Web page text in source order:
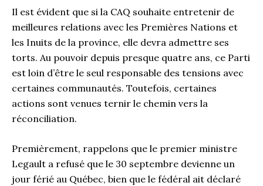
Il est évident que si la CAQ souhaite entretenir de
meilleures relations avec les Premières Nations et
les Inuits de la province, elle devra admettre ses
torts. Au pouvoir depuis presque quatre ans, ce Parti
est loin d’être le seul responsable des tensions avec
certaines communautés. Toutefois, certaines
actions sont venues ternir le chemin vers la
réconciliation.
Premièrement, rappelons que le premier ministre
Legault a refusé que le 30 septembre devienne un
jour férié au Québec, bien que le fédéral ait déclaré